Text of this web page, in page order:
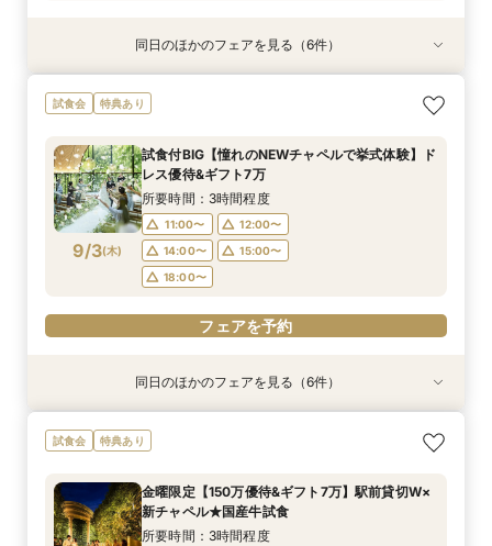
特典あり
9/2 (水)
【2件目以降の見学OK】貸切Wフル体験×豪華試
食×お見積り比較
11:00〜
12:00〜
14:00〜
15:00〜
18:00〜
フェアを予約
特典あり
9/2 (水)
【10名から全館貸切OK】ミシュラン試食付*少
人数婚ALL体験
11:00〜
12:00〜
14:00〜
15:00〜
18:00〜
フェアを予約
特典あり
9/2 (水)
即決ナシ★予算のリアル大公開！本番コーデ×ミ
シュラン試食体験
11:00〜
12:00〜
14:00〜
15:00〜
18:00〜
フェアを予約
特典あり
9/2 (水)
7万GIFT付【料理重視必見】豪華ミシュラン試食
×貸切邸宅W体験
11:00〜
12:00〜
14:00〜
15:00〜
18:00〜
フェアを予約
特典あり
9/2 (水)
ギフト7万付【初めての見学に】全館ALL体験*見
積相談＆絶品試食
11:00〜
12:00〜
14:00〜
15:00〜
18:00〜
フェアを予約
9/2 (水)
【お気軽◎オンライン相談会】スマホで簡単！豪
華10大特典付き
13:00〜
14:30〜
16:00〜
17:30〜
フェアを予約
同日のほかのフェアを見る（6件）
試食会 特典あり
9/3(木)
試食付BIG【憧れのNEWチャペルで挙式体験】ド
レス優待&ギフト7万
所要時間：3時間程度
11:00〜
12:00〜
14:00〜
15:00〜
18:00〜
フェアを予約
特典あり
9/3(木)
【2件目以降の見学OK】貸切Wフル体験×豪華試
食×お見積り比較
11:00〜
12:00〜
14:00〜
15:00〜
特典あり
9/3(木)
【10名から全館貸切OK】ミシュラン試食付*少
人数婚ALL体験
11:00〜
12:00〜
14:00〜
15:00〜
特典あり
9/3(木)
即決ナシ★予算のリアル大公開！本番コーデ×ミ
シュラン試食体験
11:00〜
12:00〜
14:00〜
15:00〜
特典あり
9/3(木)
7万GIFT付【料理重視必見】豪華ミシュラン試食
×貸切邸宅W体験
11:00〜
12:00〜
14:00〜
15:00〜
特典あり
9/3(木)
ギフト7万付【初めての見学に】全館ALL体験*見
積相談＆絶品試食
11:00〜
12:00〜
14:00〜
15:00〜
9/3(木)
【お気軽◎オンライン相談会】スマホで簡単！豪
華10大特典付き
13:00〜
14:30〜
16:00〜
17:30〜
同日のほかのフェアを見る（6件）
試食会 特典あり
金曜限定【150万優待&ギフト7万】駅前貸切W×
新チャペル★国産牛試食
所要時間：3時間程度